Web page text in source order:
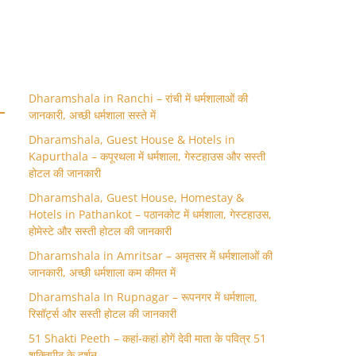
Dharamshala in Ranchi – रांची में धर्मशालाओं की
जानकारी, अच्छी धर्मशाला सस्ते में
Dharamshala, Guest House & Hotels in
Kapurthala – कपूरथला में धर्मशाला, गेस्टहाउस और सस्ती
होटल की जानकारी
Dharamshala, Guest House, Homestay &
Hotels in Pathankot – पठानकोट में धर्मशाला, गेस्टहाउस,
होमेस्टे और सस्ती होटल की जानकारी
Dharamshala in Amritsar – अमृतसर में धर्मशालाओं की
जानकारी, अच्छी धर्मशाला कम कीमत में
Dharamshala In Rupnagar – रूपनगर में धर्मशाला,
रिसॉर्ट्स और सस्ती होटल की जानकारी
51 Shakti Peeth – कहां-कहां होगें देवी माता के पवित्र 51